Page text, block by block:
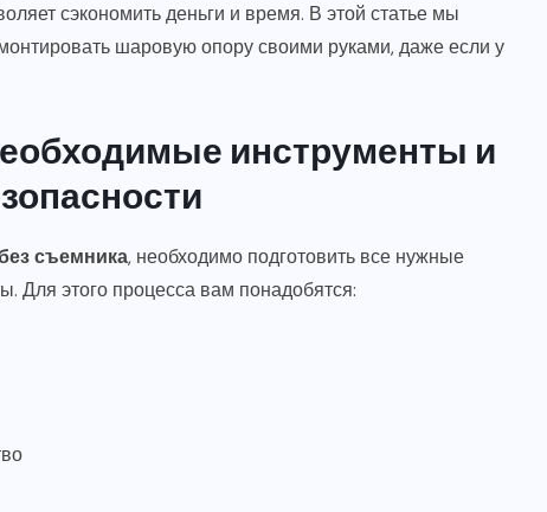
сэкономить деньги и время. В этой статье мы
шаровую опору своими руками, даже если у
инструменты и
съемника, необходимо подготовить все нужные
Для этого процесса вам понадобятся: